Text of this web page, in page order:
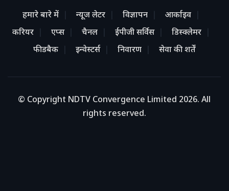
हमारे बारे में न्यूज लेटर विज्ञापन
आर्काइव
करियर
एप्स चैनल ईपीजी सर्विस
डिस्क्लेमर
फीडबैक
इन्वेस्टर्स निवारण सेवा की शर्तें
© Copyright NDTV Convergence Limited 2026. All
rights reserved.